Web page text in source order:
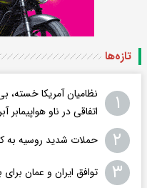
تازه‌ها
۱
نظامیان آمریکا خسته،
اتفاقی در ناو هواپیمابر
۲ حملات شدید روسیه به
۳ توافق ایران و عمان برای